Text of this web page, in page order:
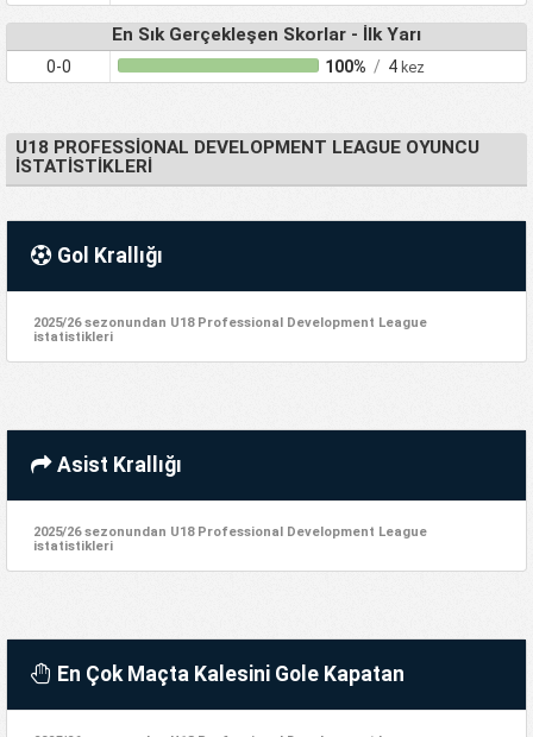
En Sık Gerçekleşen Skorlar - İlk Yarı
0-0 100% / 4kez
U18 PROFESSIONAL DEVELOPMENT LEAGUE OYUNCU
İSTATISTIKLERI
Gol Krallığı
2025/26 sezonundan U18 Professional Development League
istatistikleri
Asist Krallığı
2025/26 sezonundan U18 Professional Development League
istatistikleri
En Çok Maçta Kalesini Gole Kapatan